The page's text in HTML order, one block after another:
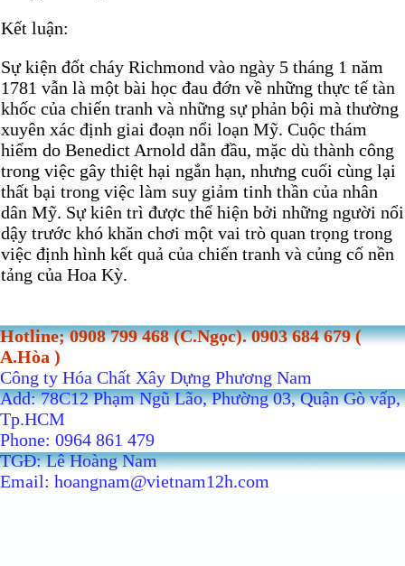
Kết luận:
Sự kiện đốt cháy Richmond vào ngày 5 tháng 1 năm
1781 vẫn là một bài học đau đớn về những thực tế tàn
khốc của chiến tranh và những sự phản bội mà thường
xuyên xác định giai đoạn nổi loạn Mỹ. Cuộc thám
hiểm do Benedict Arnold dẫn đầu, mặc dù thành công
trong việc gây thiệt hại ngắn hạn, nhưng cuối cùng lại
thất bại trong việc làm suy giảm tinh thần của nhân
dân Mỹ. Sự kiên trì được thể hiện bởi những người nổi
dậy trước khó khăn chơi một vai trò quan trọng trong
việc định hình kết quả của chiến tranh và củng cố nền
tảng của Hoa Kỳ.
Hotline; 0908 799 468 (C.Ngọc). 0903 684 679 (
A.Hòa )
Công ty Hóa Chất Xây Dựng Phương Nam
Add: 78C12 Phạm Ngũ Lão, Phường 03, Quận Gò vấp,
Tp.HCM
Phone: 0964 861 479
TGĐ: Lê Hoàng Nam
Email: hoangnam@vietnam12h.com